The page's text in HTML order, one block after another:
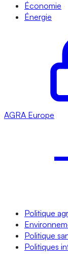
Économie
Énergie
AGRA Europe
Politique
Politique
Politiques